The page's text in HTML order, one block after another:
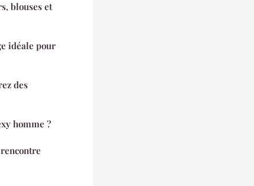
blouses et
idéale pour
des
homme ?